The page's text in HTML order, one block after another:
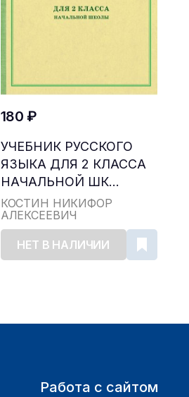
180 ₽
УЧЕБНИК РУССКОГО
ЯЗЫКА ДЛЯ 2 КЛАССА
НАЧАЛЬНОЙ ШК...
КОСТИН НИКИФОР
АЛЕКСЕЕВИЧ
НЕТ В НАЛИЧИИ
Работа с сайтом